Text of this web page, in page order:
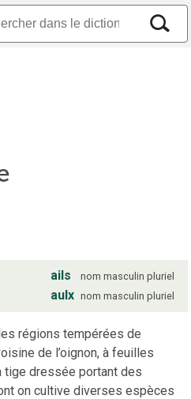
ails nom masculin pluriel
aulx nom masculin pluriel
régions tempérées de
de l’oignon, à feuilles
tige dressée portant des
on cultive diverses espèces